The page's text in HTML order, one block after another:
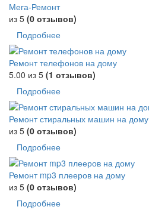
Мега-Ремонт
из 5 (0 отзывов)
Подробнее
Ремонт телефонов на дому
5.00 из 5 (1 отзывов)
Подробнее
Ремонт стиральных машин на дому
из 5 (0 отзывов)
Подробнее
Ремонт mp3 плееров на дому
из 5 (0 отзывов)
Подробнее